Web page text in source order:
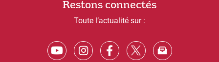
Restons connectés
Toute l’actualité sur :